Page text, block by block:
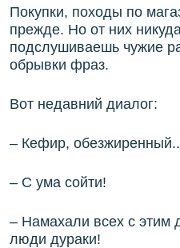
Покупки, походы по
прежде. Но от них
подслушиваешь чужие
обрывки фраз.
Вот недавний диалог:
– Кефир,
– С ума сойти!
– Намахали всех с этим
люди дураки!